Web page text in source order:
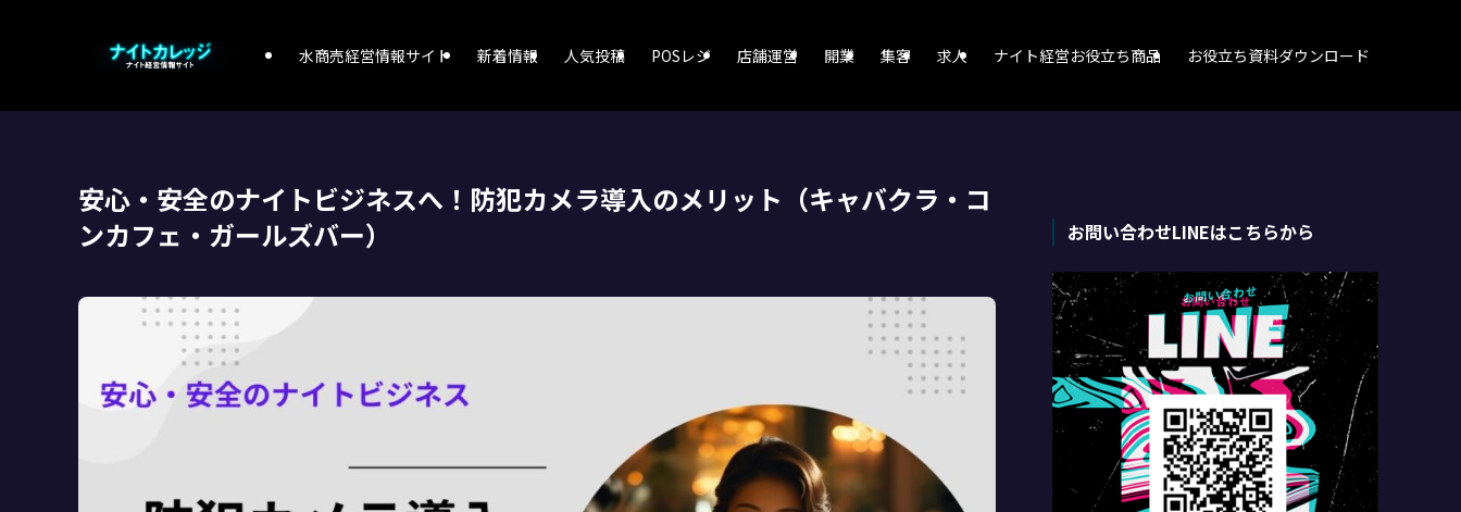
水商売経営情報サイト 新着情報 人気投稿 POSレジ 店舗運営 開業 集客 求人 ナイト経営お役立ち商品 お役立ち資料ダウンロード
安心・安全のナイトビジネスへ！防犯カメラ導入のメリット（キャバクラ・コ
ンカフェ・ガールズバー）
お問い合わせLINEはこちらから